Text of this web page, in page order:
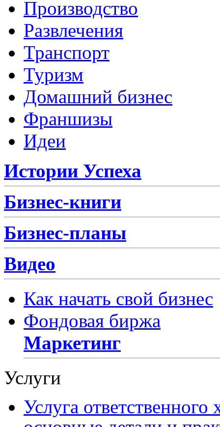
Производство
Развлечения
Транспорт
Туризм
Домашний бизнес
Франшизы
Идеи
Истории Успеха
Бизнес-книги
Бизнес-планы
Видео
Как начать свой бизнес
Фондовая биржа
Маркетинг
Услуги
Услуга